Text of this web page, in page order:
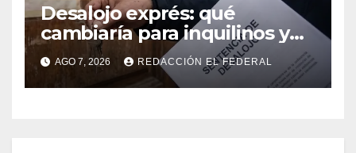
Desalojo exprés: qué
cambiaría para inquilinos y
dueños con el proyecto que
tuvo media sanción en la
Cámara alta
AGO 7, 2026 REDACCIÓN EL FEDERAL